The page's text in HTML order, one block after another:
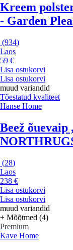
Kreem
- Garden
(934)
Laos
59 €
Lisa ostukorvi
Lisa ostukorvi
muud variandid
Tõestatud kvaliteet
Hanse Home
Beež õuevaip
(28)
Laos
238 €
Lisa ostukorvi
Lisa ostukorvi
muud variandid
+ Mõõtmed (4)
Premium
Kave Home